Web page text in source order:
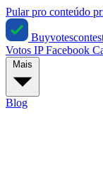
Pular pro conteúdo
Votos IPFacebook
Blog